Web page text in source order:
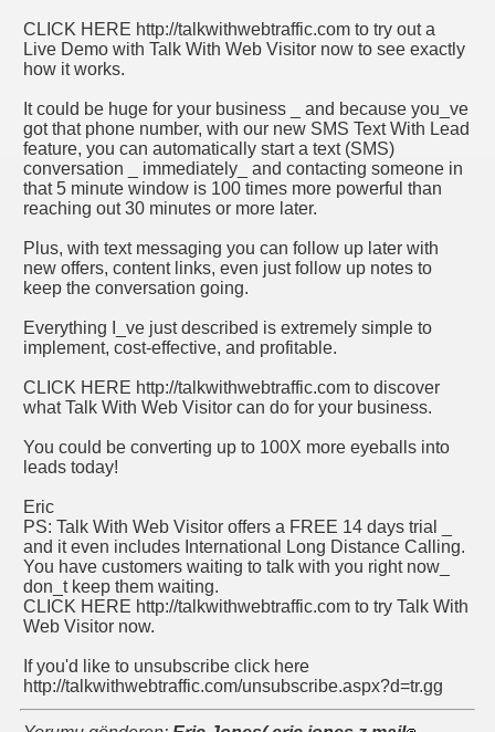
CLICK HERE http://talkwithwebtraffic.com to try out a
Live Demo with Talk With Web Visitor now to see exactly
how it works.
It could be huge for your business _ and because you_ve
got that phone number, with our new SMS Text With Lead
feature, you can automatically start a text (SMS)
conversation _ immediately_ and contacting someone in
that 5 minute window is 100 times more powerful than
reaching out 30 minutes or more later.
Plus, with text messaging you can follow up later with
new offers, content links, even just follow up notes to
keep the conversation going.
Everything I_ve just described is extremely simple to
implement, cost-effective, and profitable.
CLICK HERE http://talkwithwebtraffic.com to discover
what Talk With Web Visitor can do for your business.
You could be converting up to 100X more eyeballs into
leads today!
Eric
PS: Talk With Web Visitor offers a FREE 14 days trial _
and it even includes International Long Distance Calling.
You have customers waiting to talk with you right now_
don_t keep them waiting.
CLICK HERE http://talkwithwebtraffic.com to try Talk With
Web Visitor now.
If you'd like to unsubscribe click here
http://talkwithwebtraffic.com/unsubscribe.aspx?d=tr.gg